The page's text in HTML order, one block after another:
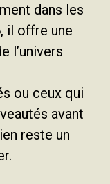
dans les
, il offre une
l’univers
ou ceux qui
avant
reste un